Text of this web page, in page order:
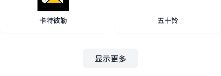
卡特彼勒 五十铃
显示更多